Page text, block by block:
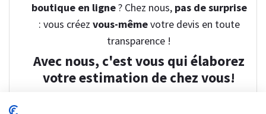
boutique en ligne? Chez nous, pas de surprise
: vous créez vous-mêmevotre devis en toute
transparence !
Avec nous, c'est vous qui élaborez
votre estimation de chez vous!